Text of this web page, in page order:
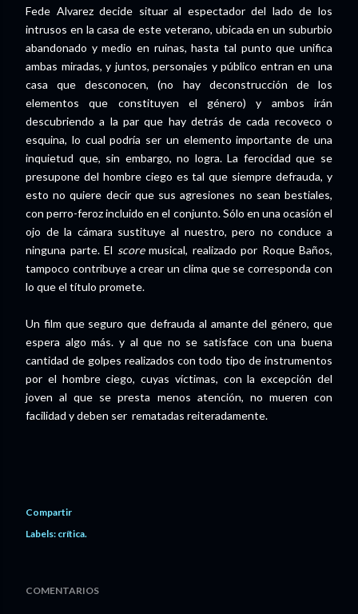
Fede Alvarez decide situar al espectador del lado de los
intrusos en la casa de este veterano, ubicada en un suburbio
abandonado y medio en ruinas, hasta tal punto que unifica
ambas miradas, y juntos, personajes y público entran en una
casa que desconocen, (no hay deconstrucción de los
elementos que constituyen el género) y ambos irán
descubriendo a la par que hay detrás de cada recoveco o
esquina, lo cual podría ser un elemento importante de una
inquietud que, sin embargo, no logra. La ferocidad que se
presupone del hombre ciego es tal que siempre defrauda, y
esto no quiere decir que sus agresiones no sean bestiales,
con perro-feroz incluido en el conjunto. Sólo en una ocasión el
ojo de la cámara sustituye al nuestro, pero no conduce a
ninguna parte. El scoremusical, realizado por Roque Baños,
tampoco contribuye a crear un clima que se corresponda con
lo que el título promete.
Un film que seguro que defrauda al amante del género, que
espera algo más. y al que no se satisface con una buena
cantidad de golpes realizados con todo tipo de instrumentos
por el hombre ciego, cuyas víctimas, con la excepción del
joven al que se presta menos atención, no mueren con
facilidad y deben ser rematadas reiteradamente.
Compartir
Labels: crítica.
COMENTARIOS